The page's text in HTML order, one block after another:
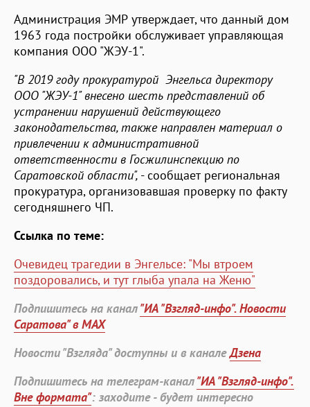
Администрация ЭМР утверждает, что данный дом
1963 года постройки обслуживает управляющая
компания ООО "ЖЭУ-1".
"В 2019 году прокуратурой Энгельса директору
ООО "ЖЭУ-1" внесено шесть представлений об
устранении нарушений действующего
законодательства, также направлен материал о
привлечении к административной
ответственности в Госжилинспекцию по
Саратовской области", - сообщает региональная
прокуратура, организовавшая проверку по факту
сегодняшнего ЧП.
Ссылка по теме:
Очевидец трагедии в Энгельсе: "Мы втроем
поздоровались, и тут глыба упала на Женю"
Подпишитесь на канал"ИА "Взгляд-инфо". Новости
Саратова" в MAX
Новости "Взгляда" доступны и в каналеДзена
Подпишитесь на телеграм-канал"ИА "Взгляд-инфо".
Вне формата": заходите - будет интересно